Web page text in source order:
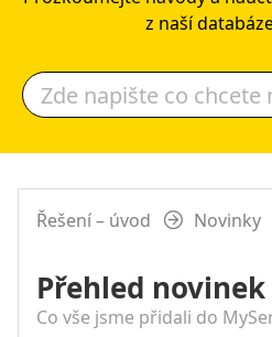
z naší
Řešení – úvod Novinky
Přehled novinek
Co vše jsme přidali do